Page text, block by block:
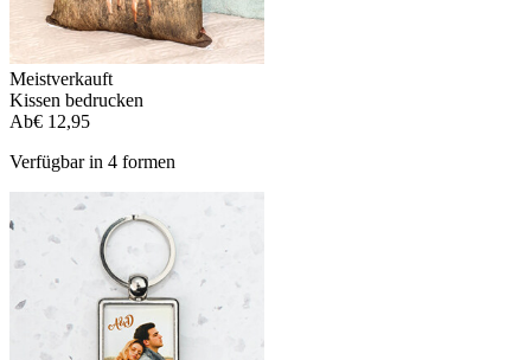
Meistverkauft
Kissen bedrucken
Ab€ 12,95
Verfügbar in 4 formen